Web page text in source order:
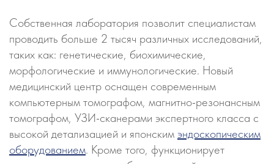
Собственная лаборатория позволит специалистам
проводить больше 2 тысяч различных исследований,
таких как: генетические, биохимические,
морфологические и иммунологические. Новый
медицинский центр оснащен современным
компьютерным томографом, магнитно-резонансным
томографом, УЗИ-сканерами экспертного класса с
высокой детализацией и японскимэндоскопическим
оборудованием. Кроме того, функционирует